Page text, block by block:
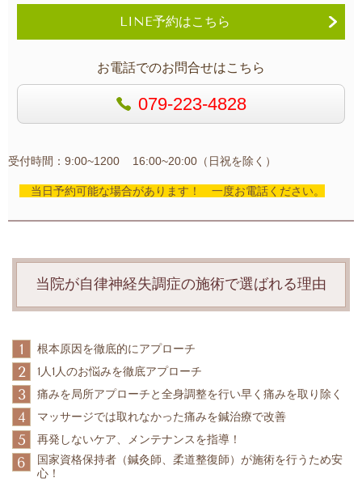
LINE予約はこちら
お電話でのお問合せはこちら
079-223-4828
受付時間：9:00~1200 16:00~20:00（日祝を除く）
当日予約可能な場合があります！ 一度お電話ください。
当院が自律神経失調症の施術で選ばれる理由
1 根本原因を徹底的にアプローチ
2 1人1人のお悩みを徹底アプローチ
3 痛みを局所アプローチと全身調整を行い早く痛みを取り除く
4 マッサージでは取れなかった痛みを鍼治療で改善
5 再発しないケア、メンテナンスを指導！
6
国家資格保持者（鍼灸師、柔道整復師）が施術を行うため安
心！